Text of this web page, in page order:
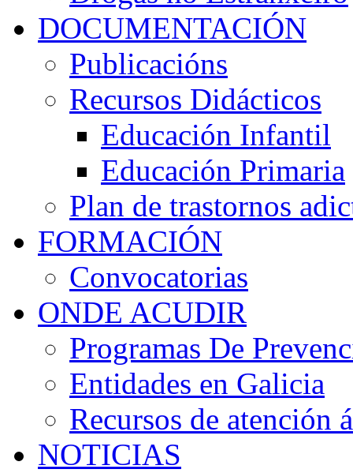
DOCUMENTACIÓN
Publicacións
Recursos Didácticos
Educación Infantil
Educación Primaria
Plan de trastornos
FORMACIÓN
Convocatorias
ONDE ACUDIR
Programas De
Entidades en Galicia
Recursos de atención
NOTICIAS